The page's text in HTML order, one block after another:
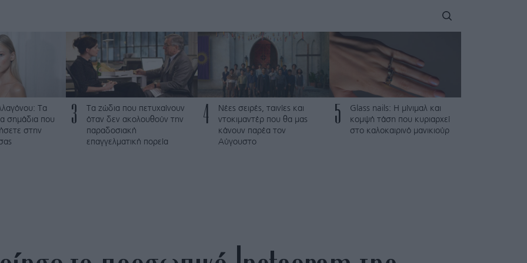
Τα
σημάδια που
στην
3
Τα ζώδια που πετυχαίνουν
όταν δεν ακολουθούν την
παραδοσιακή
επαγγελματική πορεία
4
Νέες σειρές, ταινίες και
ντοκιμαντέρ που θα μας
κάνουν παρέα τον
Αύγουστο
5
Glass nails: Η μίνιμαλ και
κομψή τάση που κυριαρχεί
στο καλοκαιρινό μανικιούρ